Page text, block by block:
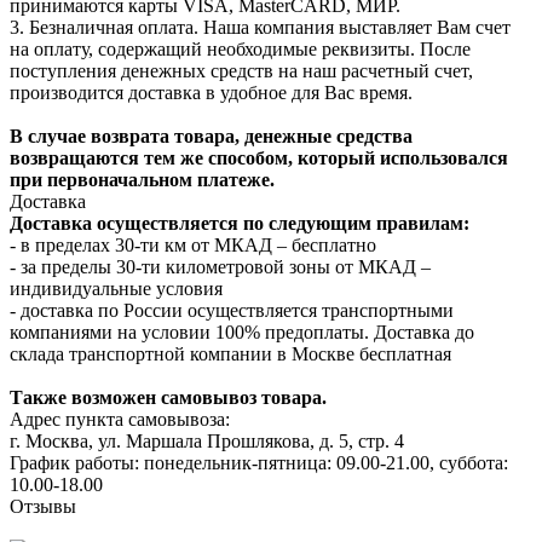
принимаются карты VISA, MasterCARD, МИР.
3. Безналичная оплата. Наша компания выставляет Вам счет
на оплату, содержащий необходимые реквизиты. После
поступления денежных средств на наш расчетный счет,
производится доставка в удобное для Вас время.
В случае возврата товара, денежные средства
возвращаются тем же способом, который использовался
при первоначальном платеже.
Доставка
Доставка осуществляется по следующим правилам:
- в пределах 30-ти км от МКАД – бесплатно
- за пределы 30-ти километровой зоны от МКАД –
индивидуальные условия
- доставка по России осуществляется транспортными
компаниями на условии 100% предоплаты. Доставка до
склада транспортной компании в Москве бесплатная
Также возможен самовывоз товара.
Адрес пункта самовывоза:
г. Москва, ул. Маршала Прошлякова, д. 5, стр. 4
График работы: понедельник-пятница: 09.00-21.00, суббота:
10.00-18.00
Отзывы